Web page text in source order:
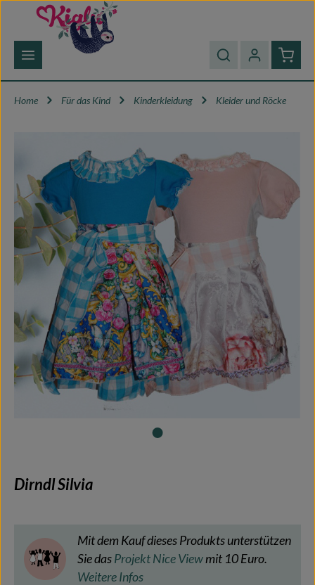
Zum Hauptinhalt springen
Home Für das Kind Kinderkleidung Kleider und Röcke
Dirndl Silvia
Mit dem Kauf dieses Produkts unterstützen
Sie dasProjekt Nice Viewmit 10 Euro.
Weitere Infos